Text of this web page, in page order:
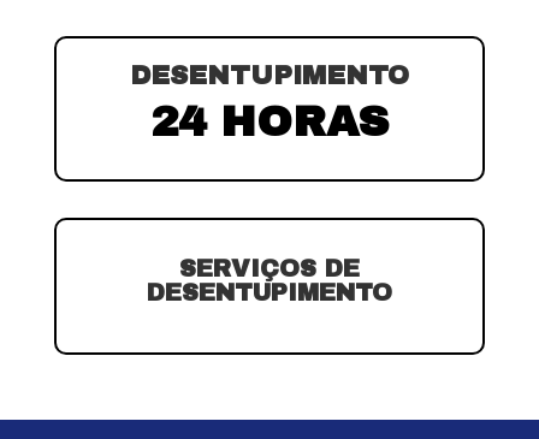
DESENTUPIMENTO
24 HORAS
SERVIÇOS DE
DESENTUPIMENTO